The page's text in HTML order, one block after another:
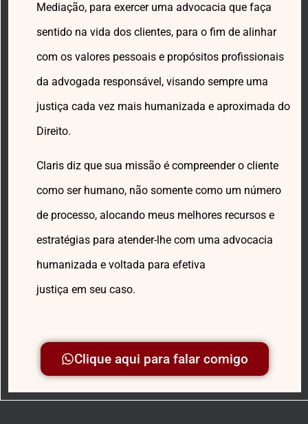
Mediação, para exercer uma advocacia que faça
sentido na vida dos clientes, para o fim de alinhar
com os valores pessoais e propósitos profissionais
da advogada responsável, visando sempre uma
justiça cada vez mais humanizada e aproximada do
Direito.
Claris diz que sua missão é compreender o cliente
como ser humano, não somente como um número
de processo, alocando meus melhores recursos e
estratégias para atender-lhe com uma advocacia
humanizada e voltada para efetiva
justiça em seu caso.
Clique aqui para falar comigo